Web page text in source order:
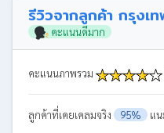
รีวิวจากลูกค้า กรุงเ
คะแนนดีมาก
คะแนนภาพรวม
ลูกค้าที่เคยเคลมจริง 95% แน